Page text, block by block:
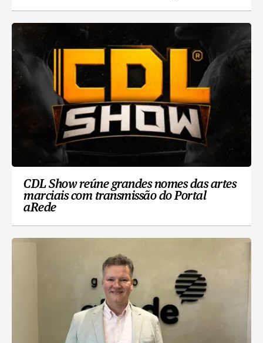
CDL Show reúne grandes nomes das artes
marciais com transmissão do Portal
aRede